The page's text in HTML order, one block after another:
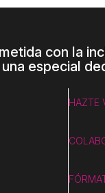
con la
especial
HAZTE